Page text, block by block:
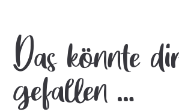
Das könnte
gefallen …